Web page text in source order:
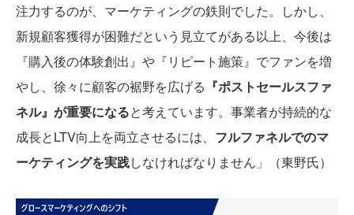
注力するのが、マーケティングの鉄則でした。しかし、
新規顧客獲得が困難だという見立てがある以上、今後は
『購入後の体験創出』や『リピート施策』でファンを増
やし、徐々に顧客の裾野を広げる 『ポストセールスファ
ネル』が重要になると考えています。事業者が持続的な
成長とLTV向上を両立させるには、 フルファネルでのマ
ーケティングを実践しなければなりません」（東野氏）